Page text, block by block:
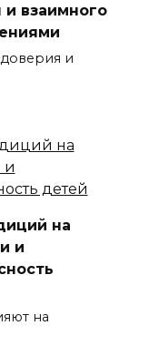
взаимного
и
на
и
на